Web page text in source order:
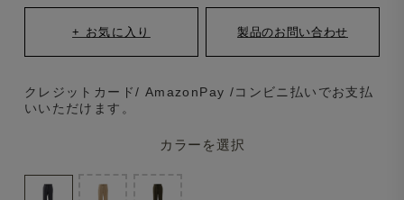
カラーを選択
クレジットカード/ AmazonPay /コンビニ払いでお支払
いいただけます。